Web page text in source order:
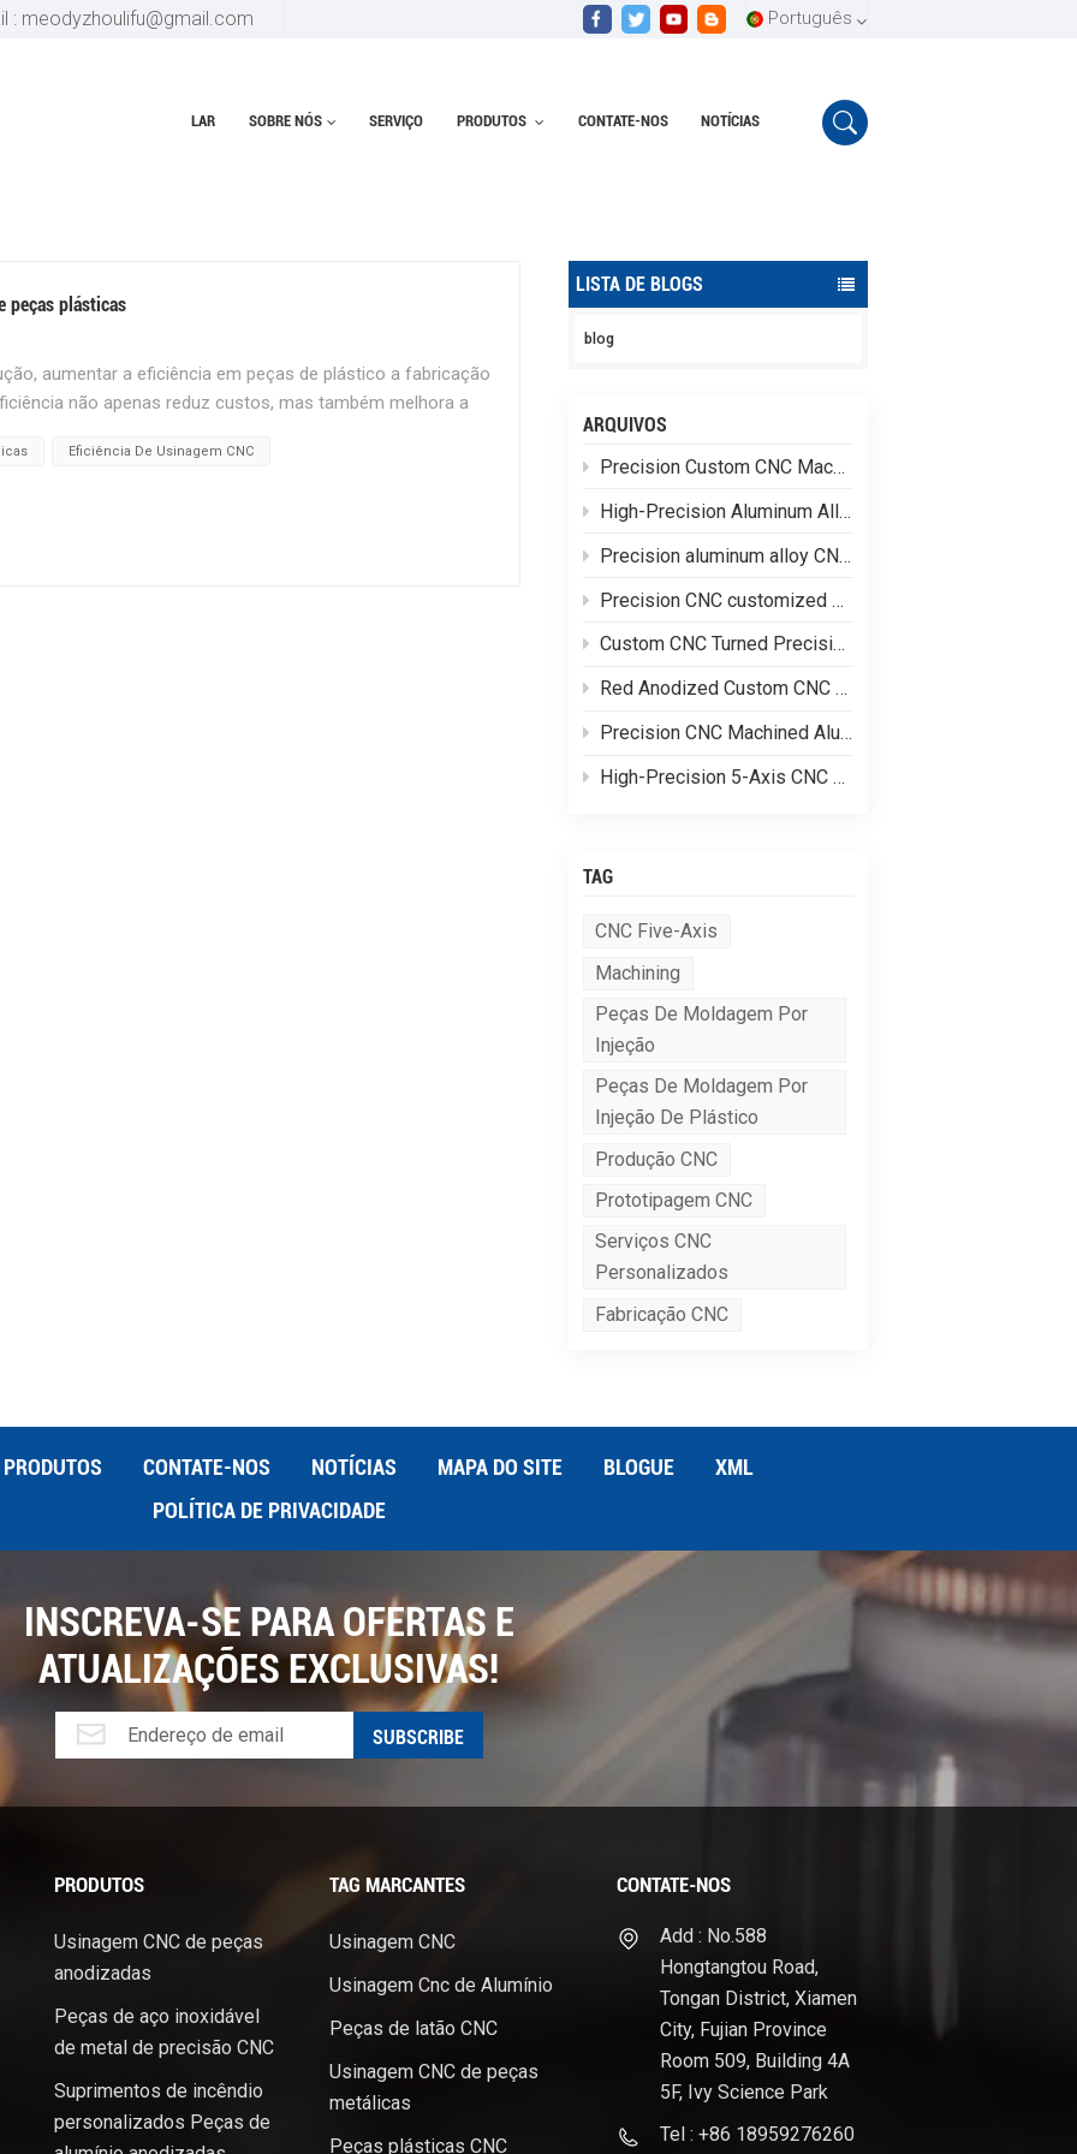
: meodyzhoulifu@gmail.com Português
English
LAR SOBRE NÓS SERVIÇO PRODUTOS CONTATE-NOS NOTÍCIAS
PLÁSTICOS
LISTA DE BLOGS
blog
ARQUIVOS
Precision Custom CNC Machining of Stainless Steel Flange Shaft Heads
High-Precision Aluminum Alloy CNC Custom Machining
Precision aluminum alloy CNC customized processing of shell parts
Precision CNC customized processing of aluminum alloy parts
Custom CNC Turned Precision Brass Machining Components
Red Anodized Custom CNC Machined Aluminum Structural Components
Precision CNC Machined Aluminum Hydraulic Valve Blocks for Fluid Control Systems
High-Precision 5-Axis CNC Machined Complex Aluminum Alloy Equipment Frames
TAG
CNC Five-Axis
Machining
Peças De Moldagem Por
Injeção
Peças De Moldagem Por
Injeção De Plástico
Produção CNC
Prototipagem CNC
Serviços CNC
Personalizados
Fabricação CNC
peças plásticas
aumentar a eficiência em peças de plástico a fabricação
não apenas reduz custos, mas também melhora a
seu processo de fabricação de peças plásticas. 1.
do material certo é a base da fabricação eficiente de peças
únicas, como resistência à tração, resistência ao
mais adequados para sua aplicação minimiza o
e estratégias de usinagem. 6. Invista na
de fabricação eficiente requer operadores e
práticas na fabricação de peças
treinamento prático em máquinas CNC e ferramentas de
interpessoais: Aprimore as habilidades de resolução de
equipe para melhorar a eficiência
em peças de plástico a fabricação envolve uma
da seleção de materiais, o aproveitamento de técnicas
de princípios DFM, a adoção de práticas de
e testes e o investimento no treinamento da força de
fabricantes podem alcançar maior produtividade, melhor
uma vantagem competitiva no mercado.
Eficiência De Usinagem CNC
PRODUTOS CONTATE-NOS NOTÍCIAS MAPA DO SITE BLOGUE
XML
POLÍTICA DE PRIVACIDADE
INSCREVA-SE PARA OFERTAS E
ATUALIZAÇÕES EXCLUSIVAS!
PRODUTOS
Usinagem CNC de peças
anodizadas
Peças de aço inoxidável
de metal de precisão CNC
Suprimentos de incêndio
personalizados Peças de
TAG MARCANTES
Usinagem CNC
Usinagem Cnc de Alumínio
Peças de latão CNC
Usinagem CNC de peças
metálicas
Peças plásticas CNC
CONTATE-NOS
Add : No.588
Hongtangtou Road,
Tongan District, Xiamen
City, Fujian Province
Room 509, Building 4A
5F, Ivy Science Park
Tel : +86 18959276260